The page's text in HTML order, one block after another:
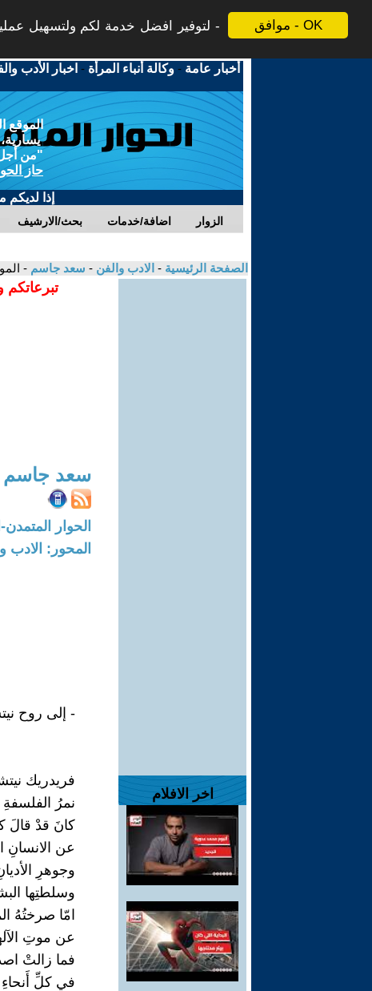
موافق - OK
لتوفير افضل خدمة لكم ولتسهيل
أخبار عامة -وكالة أنباء المرأة - اخبار الأدب
الموقع
"من أجل
حاز
إذا
بحث/الارشيف اضافة/خدمات الزوار
الصفحة الرئيسية - الادب والفن - سعد جاسم -
اخر الافلام
تبرعاتكم
سعد جاسم
الحوار المتمدن-العدد: 7907 -
المحور: الادب
- إلى روح
فريدريك
نمرُ الفلسفةِ
كانَ قدْ
عن الانسانِ
وجوهرِ
وسلطتِها
امّا صرختُهُ
عن موتِ
فما زالتْ
في كلِّ أَنحاءِ